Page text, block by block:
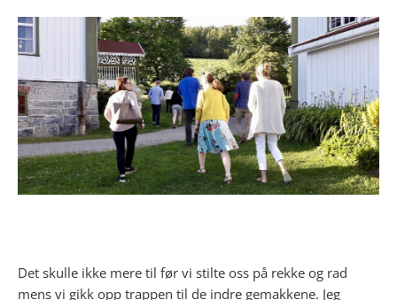
Det skulle ikke mere til før vi stilte oss på rekke og rad
mens vi gikk opp trappen til de indre gemakkene. Jeg